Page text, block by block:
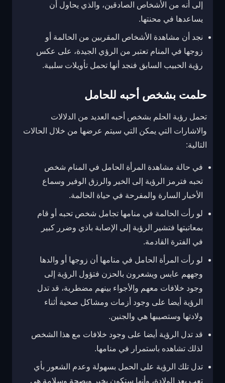
إلى أنه من الأشخاص الصادقين، والذي يحاول أن
يساعدها في محنتها.
نجد أن مشاهدة الأشخاص المقربين من الحالمة أو
زوجها في المنام تعتبر من الرؤي الجيدة، على عكس
رؤية الحبيب السابق فنجد أنها تحمل تأويلات سلبية.
حلمت بشخص أحبه للحامل
تحمل رؤية الحلم بشخص أحبه العديد من الدلالات
والاشارات التي يمكن التي سيتم عرضها من خلال الحالات
التالية:
في حالة مشاهدة المرأة الحامل في المنام شخص
تحبه فترمز الرؤية إلى الخير والرزق الوفير وسماع
الأخبار السارة والمفرحة في حياة الحالمة.
لو رأت الحالمة في منامها تجامل شخص تحبه أو قام
بمعاتبتها فتشير الرؤية إلى الإصابة باذي وضرر كبير
في الفترة القادمة.
لو رأت المرأة الحامل في منامها أن زوجها أو والدها
وجههم عابس ويشعرون بالحزن فتؤول الرؤية إلى
وجود خلافات معهم والأجواء بينهم مضطربة، قد تدل
الرؤية أيضا على وجود أزمات ومشاكل صحية أثناء
ولادتها وستصيبها هي والجنين.
قد تدل الرؤية أيضا على وجود خلافات مع هذا الشخص
لذلك تشاهده باستمرار في منامها.
تدل تلك الرؤية على الحمل بسهولة وعدم الشعور بأي
تعب بعد الولادة، وأنها ستكون بخير وبصحة وسلامة هي